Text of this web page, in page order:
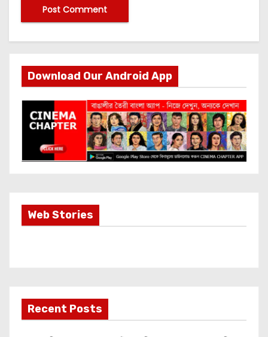
Download Our Android App
Web StoriesMost Important
Info about
Recent Posts